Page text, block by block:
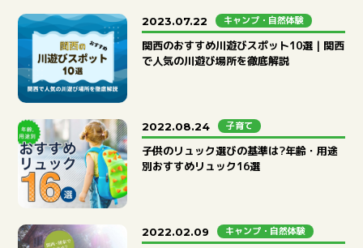
2023.07.22 キャンプ・自然体験
関西のおすすめ川遊びスポット10選｜関西
で人気の川遊び場所を徹底解説
2022.08.24 子育て
子供のリュック選びの基準は?年齢・用途
別おすすめリュック16選
2022.02.09 キャンプ・自然体験